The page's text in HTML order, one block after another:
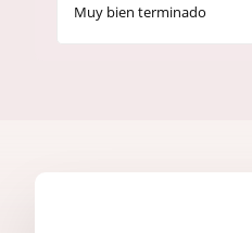
Muy bien terminado